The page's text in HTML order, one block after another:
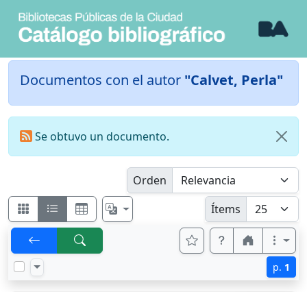
Documentos con el autor "Calvet, Perla"
Se obtuvo un documento.
Orden
Ítems
p. 1